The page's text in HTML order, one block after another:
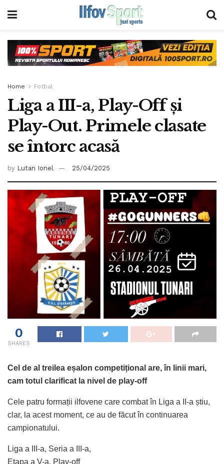
Home Fotbal
Liga a III-a, Play-Off și
Play-Out. Primele clasate
se întorc acasă
by Lutan Ionel 25/04/2025
0
SHARES
Cel de al treilea eșalon competițional are, în linii mari,
cam totul clarificat la nivel de play-off
Cele patru formații ilfovene care combat în Liga a II-a știu,
clar, la acest moment, ce au de făcut în continuarea
campionatului.
Liga a III-a, Seria a III-a,
Etapa a V-a, Play-off